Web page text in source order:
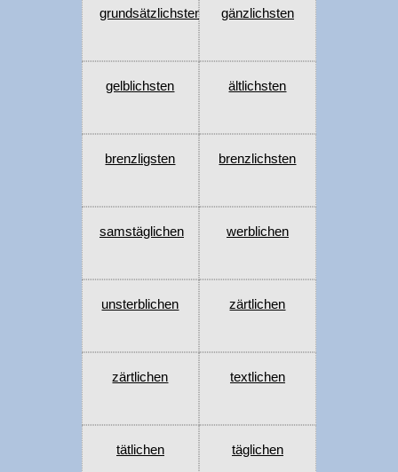
grundsätzlichsten gänzlichsten
gelblichsten ältlichsten
brenzligsten brenzlichsten
samstäglichen werblichen
unsterblichen zärtlichen
zärtlichen textlichen
tätlichen täglichen